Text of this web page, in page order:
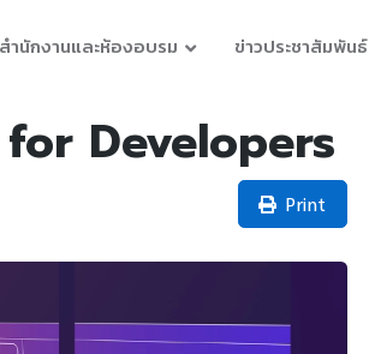
ำนักงานและห้องอบรม ข่าวประชาสัมพันธ์
Developers
Print